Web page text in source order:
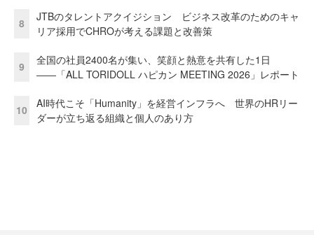
8
JTBのタレントアクイジション ビジネス改革のためのキャ
リア採用でCHROが考える課題と改善策
9
全国の社員2400名が集い、笑顔と熱意を共有した1日
――「ALL TORIDOLL ハピカン MEETING 2026」レポート
10
AI時代こそ「Humanity」を経営インフラへ 世界のHRリー
ダーが立ち返る組織と個人のあり方